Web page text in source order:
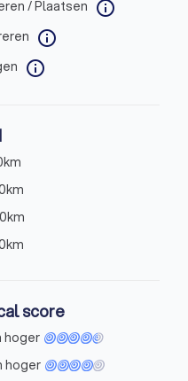
/ Plaatsen info
info
info
score
hoger
hoger